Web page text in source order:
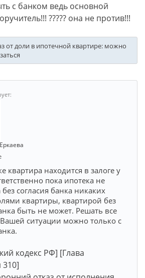
с банком ведь основной
????? она не против!!!
от доли в ипотечной квартире: можно
квартира находится в залоге у
пока ипотека не
согласия банка никаких
квартиры, квартирой без
быть не может. Решать все
ситуации можно только с
кодекс РФ] [Глава
310]